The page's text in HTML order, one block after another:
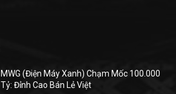
MWG (Điện Máy Xanh) Chạm Mốc 100.000
Tỷ: Đỉnh Cao Bán Lẻ Việt